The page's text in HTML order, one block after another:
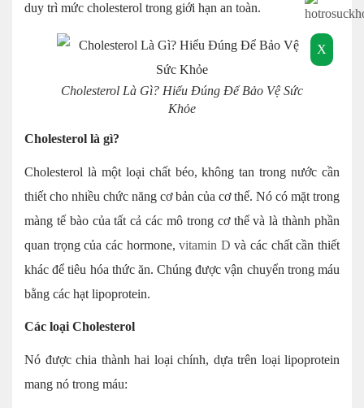
X
duy trì mức cholesterol trong giới hạn an toàn.
Cholesterol Là Gì? Hiểu Đúng Để Bảo Vệ Sức
Khỏe
Cholesterol là gì?
Cholesterol là một loại chất béo, không tan trong nước cần
thiết cho nhiều chức năng cơ bản của cơ thể. Nó có mặt trong
màng tế bào của tất cả các mô trong cơ thể và là thành phần
quan trọng của các hormone,vitamin D và các chất cần thiết
khác để tiêu hóa thức ăn. Chúng được vận chuyển trong máu
bằng các hạt lipoprotein.
Các loại Cholesterol
Nó được chia thành hai loại chính, dựa trên loại lipoprotein
mang nó trong máu: